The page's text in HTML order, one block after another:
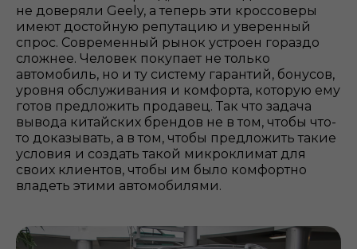
не доверяли Geely, а теперь эти кроссоверы
имеют достойную репутацию и уверенный
спрос. Современный рынок устроен гораздо
сложнее. Человек покупает не только
автомобиль, но и ту систему гарантий, бонусов,
уровня обслуживания и комфорта, которую ему
готов предложить продавец. Так что задача
вывода китайских брендов не в том, чтобы что-
то доказывать, а в том, чтобы предложить такие
условия и создать такой микроклимат для
своих клиентов, чтобы им было комфортно
владеть этими автомобилями.